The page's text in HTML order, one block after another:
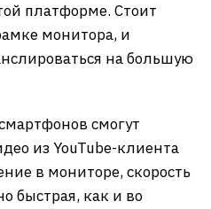
платформе. Стоит
монитора, и
на большую
смогут
из YouTube-клиента
в мониторе, скорость
быстрая, как и во